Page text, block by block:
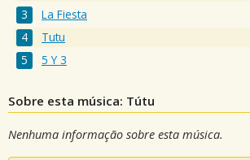
La Fiesta
Tutu
5 Y 3
Sobre esta música: Tútu
Nenhuma informação sobre esta música.